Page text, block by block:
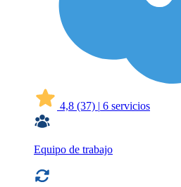
4,8 (37) | 6 servicios
Equipo de trabajo